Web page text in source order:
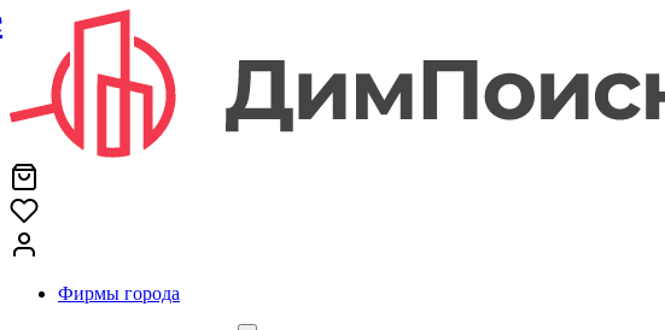
Фирмы города